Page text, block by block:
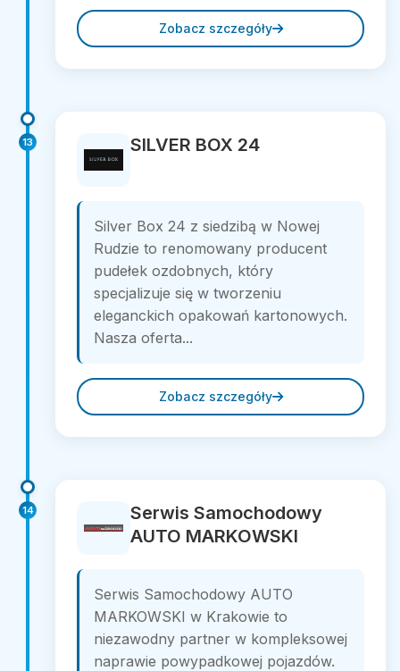
Zobacz szczegóły
13 SILVER BOX 24
Silver Box 24 z siedzibą w Nowej
Rudzie to renomowany producent
pudełek ozdobnych, który
specjalizuje się w tworzeniu
eleganckich opakowań kartonowych.
Nasza oferta...
Zobacz szczegóły
14
Serwis Samochodowy
AUTO MARKOWSKI
Serwis Samochodowy AUTO
MARKOWSKI w Krakowie to
niezawodny partner w kompleksowej
naprawie powypadkowej pojazdów.